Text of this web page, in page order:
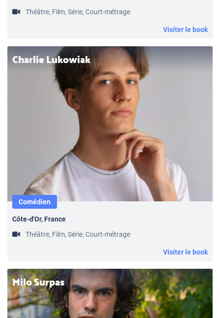
Théâtre, Film, Série, Court-métrage
Visiter le book
Charlie Lukowiak
Comédien
Côte-d'Or, France
Théâtre, Film, Série, Court-métrage
Visiter le book
Milo Surpas